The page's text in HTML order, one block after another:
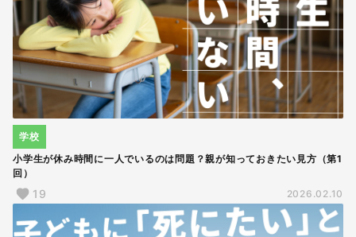
小学生が休み時間に一人でいるのは問題？親が知っておきたい見方（第1
回）
学校
19 2026.02.10